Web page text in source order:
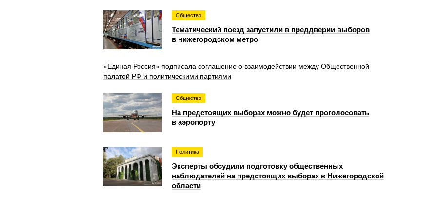
Общество
Тематический поезд запустили в преддверии выборов
в нижегородском метро
«Единая Россия» подписала соглашение о взаимодействии между Общественной
палатой РФ и политическими партиями
Общество
На предстоящих выборах можно будет проголосовать
в аэропорту
Политика
Эксперты обсудили подготовку общественных
наблюдателей на предстоящих выборах в Нижегородской
области